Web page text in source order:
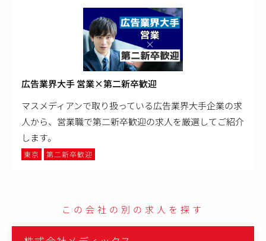
広告業界大手 営業×第二新卒歓迎
マスメディアンで取り扱っている広告業界大手企業の求
人から、営業職で第二新卒歓迎の求人を厳選してご紹介
します。
東京 第二新卒歓迎
この会社の別の求人を探す